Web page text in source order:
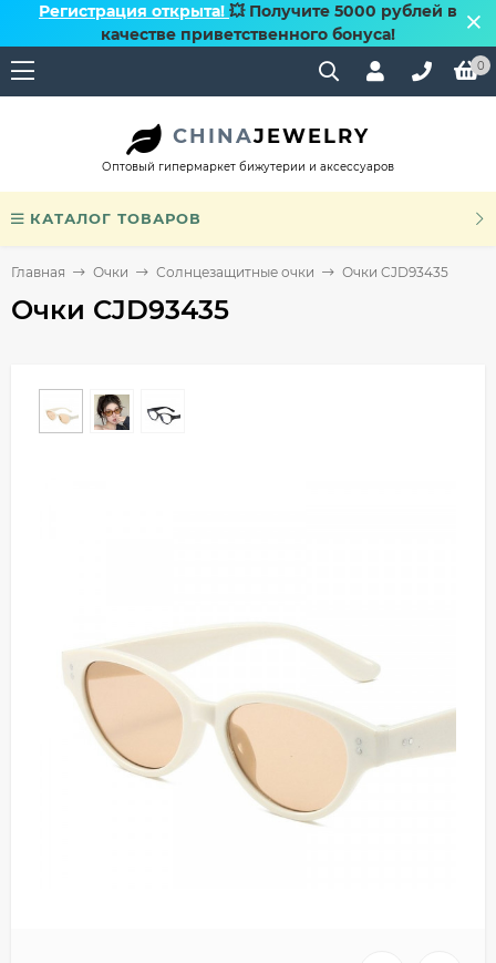
Регистрация открыта! 💥 Получите 5000 рублей в
качестве приветственного бонуса!
0
CHINAJEWELRY
Оптовый гипермаркет бижутерии и аксессуаров
КАТАЛОГ ТОВАРОВ
Главная Очки Солнцезащитные очки Очки CJD93435
Очки CJD93435